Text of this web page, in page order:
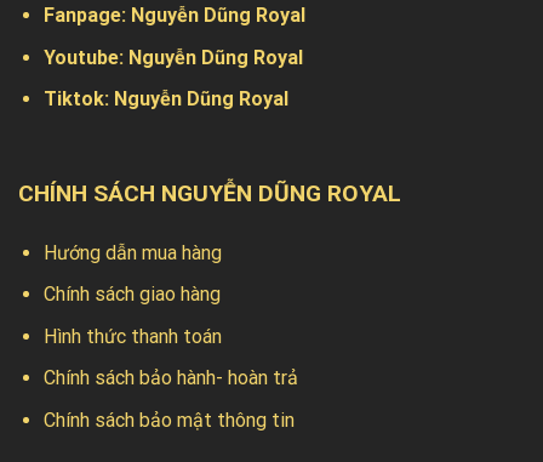
Fanpage: Nguyễn Dũng Royal
Youtube: Nguyễn Dũng Royal
Tiktok: Nguyễn Dũng Royal
CHÍNH SÁCH NGUYỄN DŨNG ROYAL
Hướng dẫn mua hàng
Chính sách giao hàng
Hình thức thanh toán
Chính sách bảo hành- hoàn trả
Chính sách bảo mật thông tin